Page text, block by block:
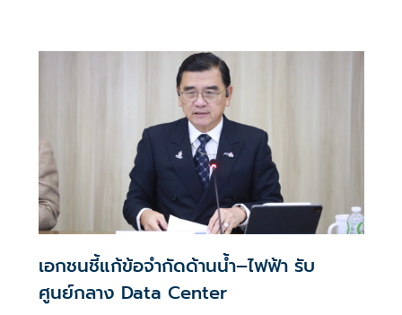
เอกชนชี้แก้ข้อจำกัดด้านน้ำ–ไฟฟ้า รับ
ศูนย์กลาง Data Center